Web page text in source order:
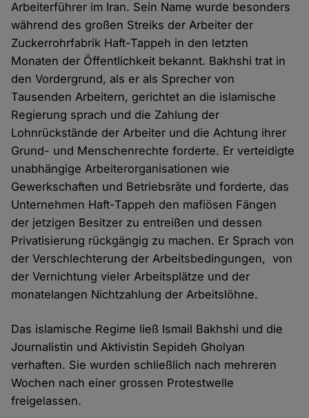
Arbeiterführer im Iran. Sein Name wurde besonders
während des großen Streiks der Arbeiter der
Zuckerrohrfabrik Haft-Tappeh in den letzten
Monaten der Öffentlichkeit bekannt. Bakhshi trat in
den Vordergrund, als er als Sprecher von
Tausenden Arbeitern, gerichtet an die islamische
Regierung sprach und die Zahlung der
Lohnrückstände der Arbeiter und die Achtung ihrer
Grund- und Menschenrechte forderte. Er verteidigte
unabhängige Arbeiterorganisationen wie
Gewerkschaften und Betriebsräte und forderte, das
Unternehmen Haft-Tappeh den mafiösen Fängen
der jetzigen Besitzer zu entreißen und dessen
Privatisierung rückgängig zu machen. Er Sprach von
der Verschlechterung der Arbeitsbedingungen, von
der Vernichtung vieler Arbeitsplätze und der
monatelangen Nichtzahlung der Arbeitslöhne.
Das islamische Regime ließ Ismail Bakhshi und die
Journalistin und Aktivistin Sepideh Gholyan
verhaften. Sie wurden schließlich nach mehreren
Wochen nach einer grossen Protestwelle
freigelassen.